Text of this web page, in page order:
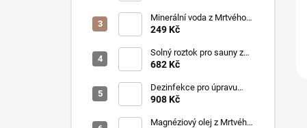
Minerální voda z Mrtvého
moře s rozprašovačem
249 Kč
Solný roztok pro sauny z
mořské soli 5%, 5L
682 Kč
Dezinfekce pro úpravu
pitné vody SANOSIL S015
908 Kč
Magnéziový olej z Mrtvého